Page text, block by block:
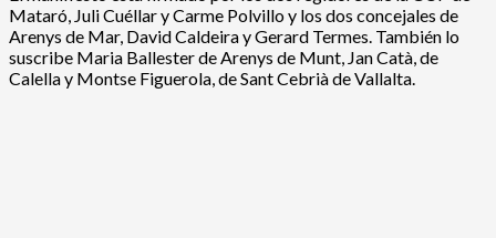
Mataró, Juli Cuéllar y Carme Polvillo y los dos concejales de
Arenys de Mar, David Caldeira y Gerard Termes. También lo
suscribe Maria Ballester de Arenys de Munt, Jan Catà, de
Calella y Montse Figuerola, de Sant Cebrià de Vallalta.